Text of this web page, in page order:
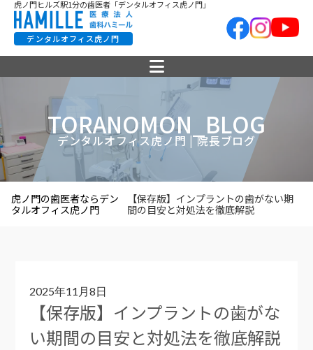
虎ノ門ヒルズ駅1分の歯医者「デンタルオフィス虎ノ門」
デンタルオフィス虎ノ門
TORANOMON_BLOG
デンタルオフィス虎ノ門 | 院長ブログ
虎ノ門の歯医者ならデン
タルオフィス虎ノ門
【保存版】インプラントの歯がない期
間の目安と対処法を徹底解説
2025年11月8日
【保存版】インプラントの歯がな
い期間の目安と対処法を徹底解説